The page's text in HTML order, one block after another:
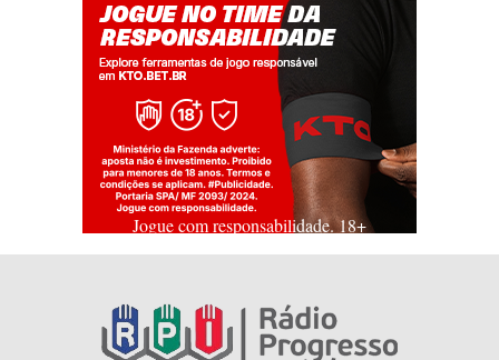
Jogue com responsabilidade. 18+